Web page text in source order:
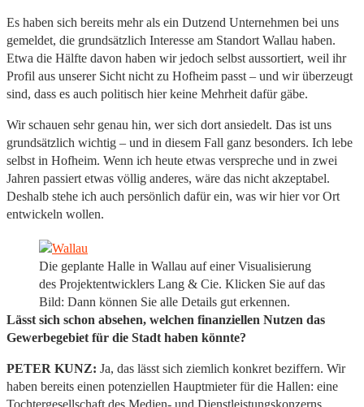
Es haben sich bereits mehr als ein Dutzend Unternehmen bei uns
gemeldet, die grundsätzlich Interesse am Standort Wallau haben.
Etwa die Hälfte davon haben wir jedoch selbst aussortiert, weil ihr
Profil aus unserer Sicht nicht zu Hofheim passt – und wir überzeugt
sind, dass es auch politisch hier keine Mehrheit dafür gäbe.
Wir schauen sehr genau hin, wer sich dort ansiedelt. Das ist uns
grundsätzlich wichtig – und in diesem Fall ganz besonders. Ich lebe
selbst in Hofheim. Wenn ich heute etwas verspreche und in zwei
Jahren passiert etwas völlig anderes, wäre das nicht akzeptabel.
Deshalb stehe ich auch persönlich dafür ein, was wir hier vor Ort
entwickeln wollen.
Die geplante Halle in Wallau auf einer Visualisierung
des Projektentwicklers Lang & Cie. Klicken Sie auf das
Bild: Dann können Sie alle Details gut erkennen.
Lässt sich schon absehen, welchen finanziellen Nutzen das
Gewerbegebiet für die Stadt haben könnte?
PETER KUNZ: Ja, das lässt sich ziemlich konkret beziffern. Wir
haben bereits einen potenziellen Hauptmieter für die Hallen: eine